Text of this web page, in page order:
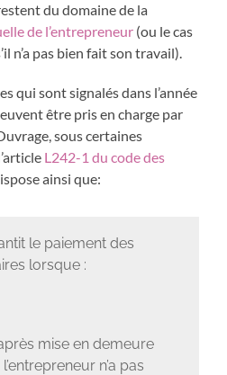
du domaine de la
de l’entrepreneur (ou le cas
n’a pas bien fait son travail).
qui sont signalés dans l’année
être pris en charge par
sous certaines
L242-1 du code des
ainsi que:
le paiement des
lorsque :
mise en demeure
n’a pas